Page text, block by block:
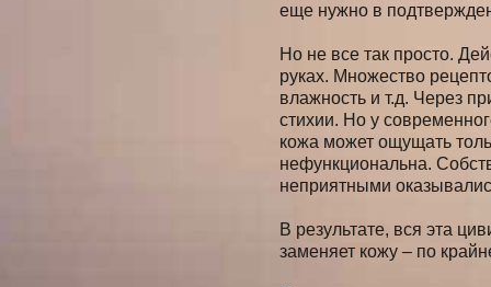
еще нужно в
Но не все так просто.
руках. Множество
влажность и т.д. Через
стихии. Но у
кожа может ощущать
нефункциональна.
неприятными
В результате, вся эта
заменяет кожу – по